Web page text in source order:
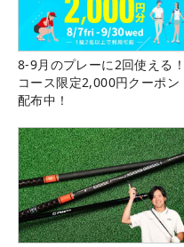
8-9月のプレーに2回使える！
コース限定2,000円クーポン
配布中！